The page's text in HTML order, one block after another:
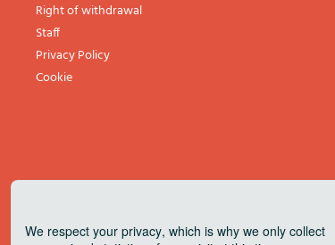
Right of withdrawal
Staff
Privacy Policy
Cookie
We respect your privacy, which is why we only collect